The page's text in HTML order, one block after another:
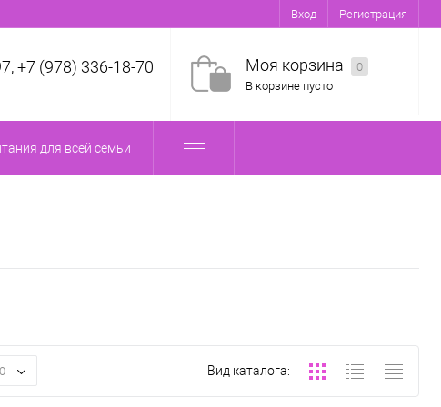
Вход Регистрация
+7 (978) 336-18-70 Моя корзина
0
В корзине пусто
для всей семьи
Вид каталога: